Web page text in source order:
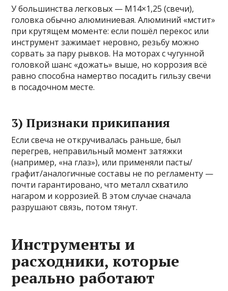
У большинства легковых — М14×1,25 (свечи),
головка обычно алюминиевая. Алюминий «мстит»
при крутящем моменте: если пошёл перекос или
инструмент зажимает неровно, резьбу можно
сорвать за пару рывков. На моторах с чугунной
головкой шанс «дожать» выше, но коррозия всё
равно способна намертво посадить гильзу свечи
в посадочном месте.
3) Признаки прикипания
Если свеча не откручивалась раньше, был
перегрев, неправильный момент затяжки
(например, «на глаз»), или применяли пасты/
графит/аналогичные составы не по регламенту —
почти гарантировано, что металл схватило
нагаром и коррозией. В этом случае сначала
разрушают связь, потом тянут.
Инструменты и
расходники, которые
реально работают